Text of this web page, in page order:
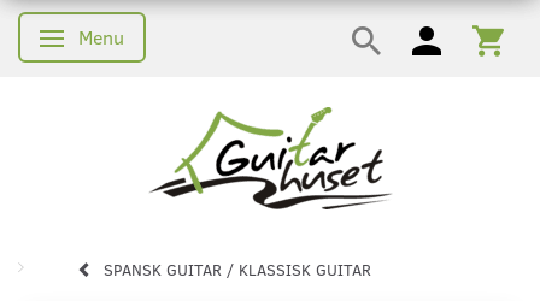
Skifte navigation
Menu
SPANSK GUITAR / KLASSISK GUITAR